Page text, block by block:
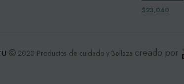
$23,040
2020 Productos de cuidado y Belleza creado por